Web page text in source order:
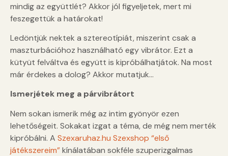
mindig az együttlét? Akkor jól figyeljetek, mert mi
feszegettük a határokat!
Ledöntjük nektek a sztereotípiát, miszerint csak a
maszturbációhoz használható egy vibrátor. Ezt a
kütyüt felváltva és együtt is kipróbálhatjátok. Na most
már érdekes a dolog? Akkor mutatjuk…
Ismerjétek meg a párvibrátort
Nem sokan ismerik még az intim gyönyör ezen
lehetőségeit. Sokakat izgat a téma, de még nem merték
kipróbálni. A Szexaruhaz.hu Szexshop “első
játékszereim”kínálatában sokféle szuperizgalmas